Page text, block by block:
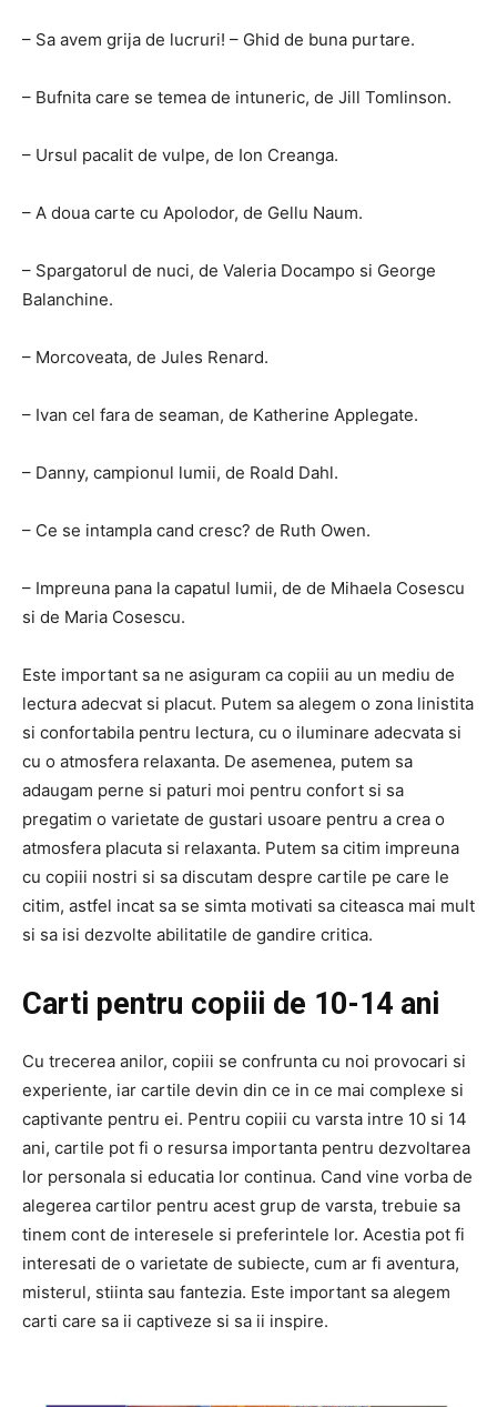
– Sa avem grija de lucruri! – Ghid de buna purtare.
– Bufnita care se temea de intuneric, de Jill Tomlinson.
– Ursul pacalit de vulpe, de Ion Creanga.
– A doua carte cu Apolodor, de Gellu Naum.
– Spargatorul de nuci, de Valeria Docampo si George
Balanchine.
– Morcoveata, de Jules Renard.
– Ivan cel fara de seaman, de Katherine Applegate.
– Danny, campionul lumii, de Roald Dahl.
– Ce se intampla cand cresc? de Ruth Owen.
– Impreuna pana la capatul lumii, de de Mihaela Cosescu
si de Maria Cosescu.
Este important sa ne asiguram ca copiii au un mediu de
lectura adecvat si placut. Putem sa alegem o zona linistita
si confortabila pentru lectura, cu o iluminare adecvata si
cu o atmosfera relaxanta. De asemenea, putem sa
adaugam perne si paturi moi pentru confort si sa
pregatim o varietate de gustari usoare pentru a crea o
atmosfera placuta si relaxanta. Putem sa citim impreuna
cu copiii nostri si sa discutam despre cartile pe care le
citim, astfel incat sa se simta motivati sa citeasca mai mult
si sa isi dezvolte abilitatile de gandire critica.
Carti pentru copiii de 10-14 ani
Cu trecerea anilor, copiii se confrunta cu noi provocari si
experiente, iar cartile devin din ce in ce mai complexe si
captivante pentru ei. Pentru copiii cu varsta intre 10 si 14
ani, cartile pot fi o resursa importanta pentru dezvoltarea
lor personala si educatia lor continua. Cand vine vorba de
alegerea cartilor pentru acest grup de varsta, trebuie sa
tinem cont de interesele si preferintele lor. Acestia pot fi
interesati de o varietate de subiecte, cum ar fi aventura,
misterul, stiinta sau fantezia. Este important sa alegem
carti care sa ii captiveze si sa ii inspire.